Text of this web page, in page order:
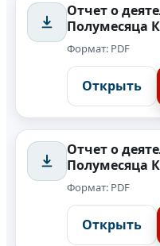
Отчет о
Полумесяца
Формат: PDF
Открыть
Отчет о
Полумесяца
Формат: PDF
Открыть